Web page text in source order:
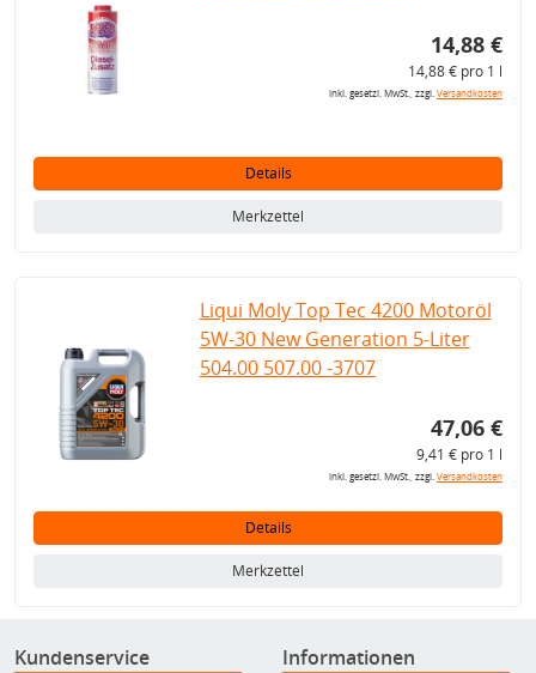
14,88 €
14,88 € pro 1 l
inkl. gesetzl. MwSt., zzgl.Versandkosten
Details
Merkzettel
Liqui Moly Top Tec 4200 Motoröl
5W-30 New Generation 5-Liter
504.00 507.00 -3707
47,06 €
9,41 € pro 1 l
inkl. gesetzl. MwSt., zzgl.Versandkosten
Details
Merkzettel
Kundenservice Informationen